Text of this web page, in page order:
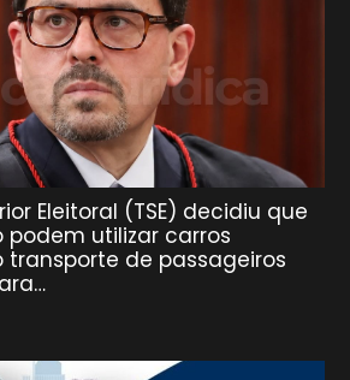
Eleitoral (TSE) decidiu que
utilizar carros
transporte de passageiros